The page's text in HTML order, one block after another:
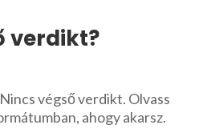
verdikt?
végső verdikt. Olvass
ahogy akarsz.